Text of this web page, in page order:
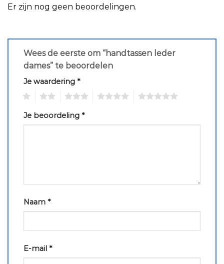
Er zijn nog geen beoordelingen.
Wees de eerste om “handtassen leder
dames” te beoordelen
Je waardering *
Je beoordeling *
Naam *
E-mail *